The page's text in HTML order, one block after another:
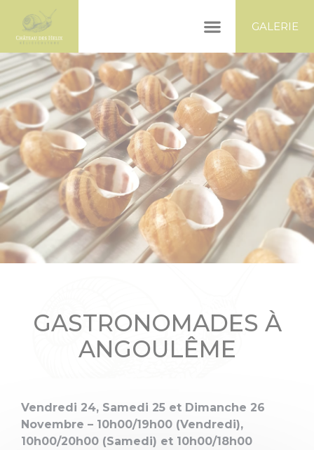
GALERIE
GASTRONOMADES À
ANGOULÊME
Vendredi 24, Samedi 25 et Dimanche 26
Novembre – 10h00/19h00 (Vendredi),
10h00/20h00 (Samedi) et 10h00/18h00